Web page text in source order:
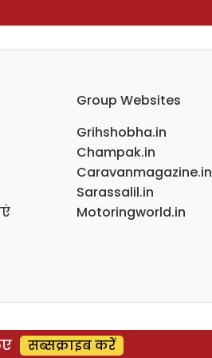
Group Websites
Grihshobha.in
Champak.in
Caravanmagazine.in
Sarassalil.in
Motoringworld.in
सब्सक्राइब करें